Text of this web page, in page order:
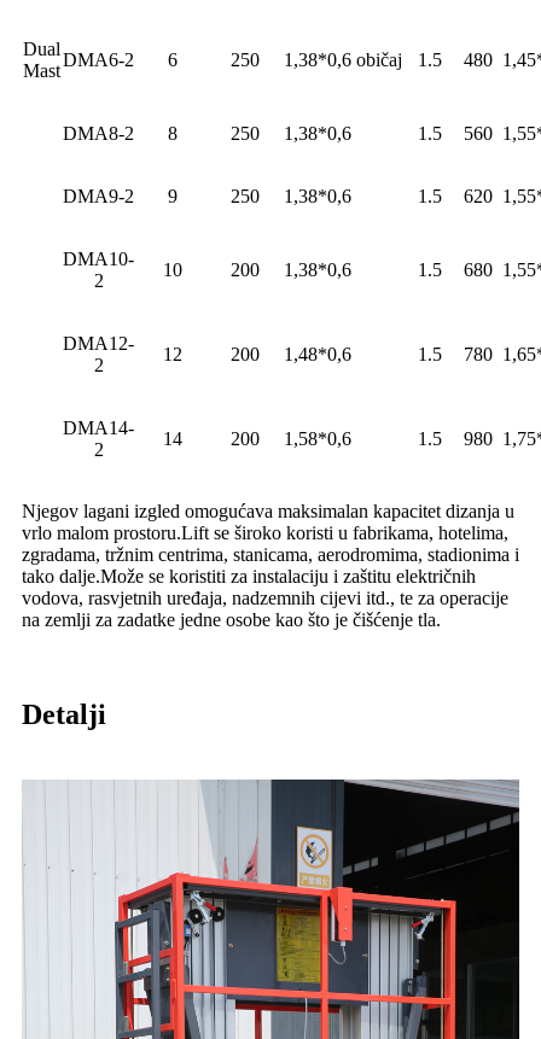
Dual
Mast
DMA6-2 6 250 1,38*0,6 običaj 1.5 480
DMA8-2 8 250 1,38*0,6 1.5 560
DMA9-2 9 250 1,38*0,6 1.5 620
DMA10-
2
10 200 1,38*0,6 1.5 680
DMA12-
2
12 200 1,48*0,6 1.5 780
DMA14-
2
14 200 1,58*0,6 1.5 980
Njegov lagani izgled omogućava maksimalan kapacitet dizanja u
vrlo malom prostoru.Lift se široko koristi u fabrikama, hotelima,
zgradama, tržnim centrima, stanicama, aerodromima, stadionima i
tako dalje.Može se koristiti za instalaciju i zaštitu električnih
vodova, rasvjetnih uređaja, nadzemnih cijevi itd., te za operacije
na zemlji za zadatke jedne osobe kao što je čišćenje tla.
Detalji